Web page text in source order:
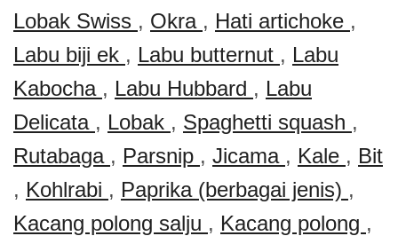
Lobak Swiss , Okra , Hati artichoke ,
Labu biji ek , Labu butternut , Labu
Kabocha , Labu Hubbard , Labu
Delicata , Lobak , Spaghetti squash ,
Rutabaga , Parsnip , Jicama , Kale , Bit
, Kohlrabi , Paprika (berbagai jenis) ,
Kacang polong salju , Kacang polong ,